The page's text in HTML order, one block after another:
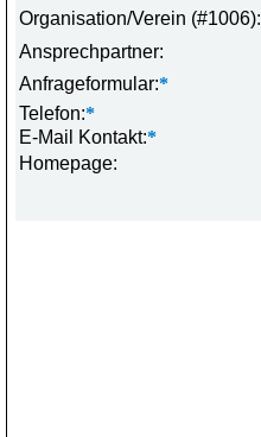
Organisation/Verein (#1006):
Ansprechpartner:
Anfrageformular:*
Telefon:*
E-Mail Kontakt:*
Homepage: